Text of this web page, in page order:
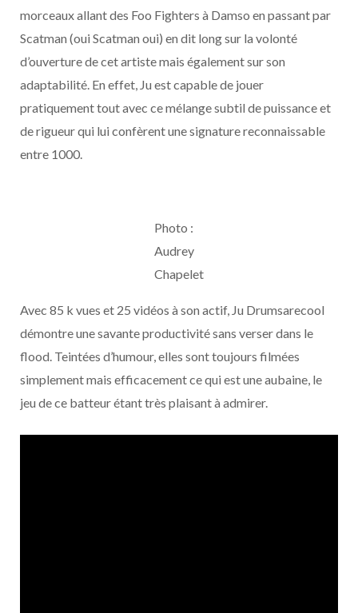
morceaux allant des Foo Fighters à Damso en passant par
Scatman (oui Scatman oui) en dit long sur la volonté
d’ouverture de cet artiste mais également sur son
adaptabilité. En effet, Ju est capable de jouer
pratiquement tout avec ce mélange subtil de puissance et
de rigueur qui lui confèrent une signature reconnaissable
entre 1000.
Photo :
Audrey
Chapelet
Avec 85 k vues et 25 vidéos à son actif, Ju Drumsarecool
démontre une savante productivité sans verser dans le
flood. Teintées d’humour, elles sont toujours filmées
simplement mais efficacement ce qui est une aubaine, le
jeu de ce batteur étant très plaisant à admirer.